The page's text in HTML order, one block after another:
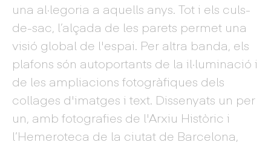
una al·legoria a aquells anys. Tot i els culs-
de-sac, l’alçada de les parets permet una
visió global de l'espai. Per altra banda, els
plafons són autoportants de la il·luminació i
de les ampliacions fotogràfiques dels
collages d'imatges i text. Dissenyats un per
un, amb fotografies de l'Arxiu Històric i
l’Hemeroteca de la ciutat de Barcelona,